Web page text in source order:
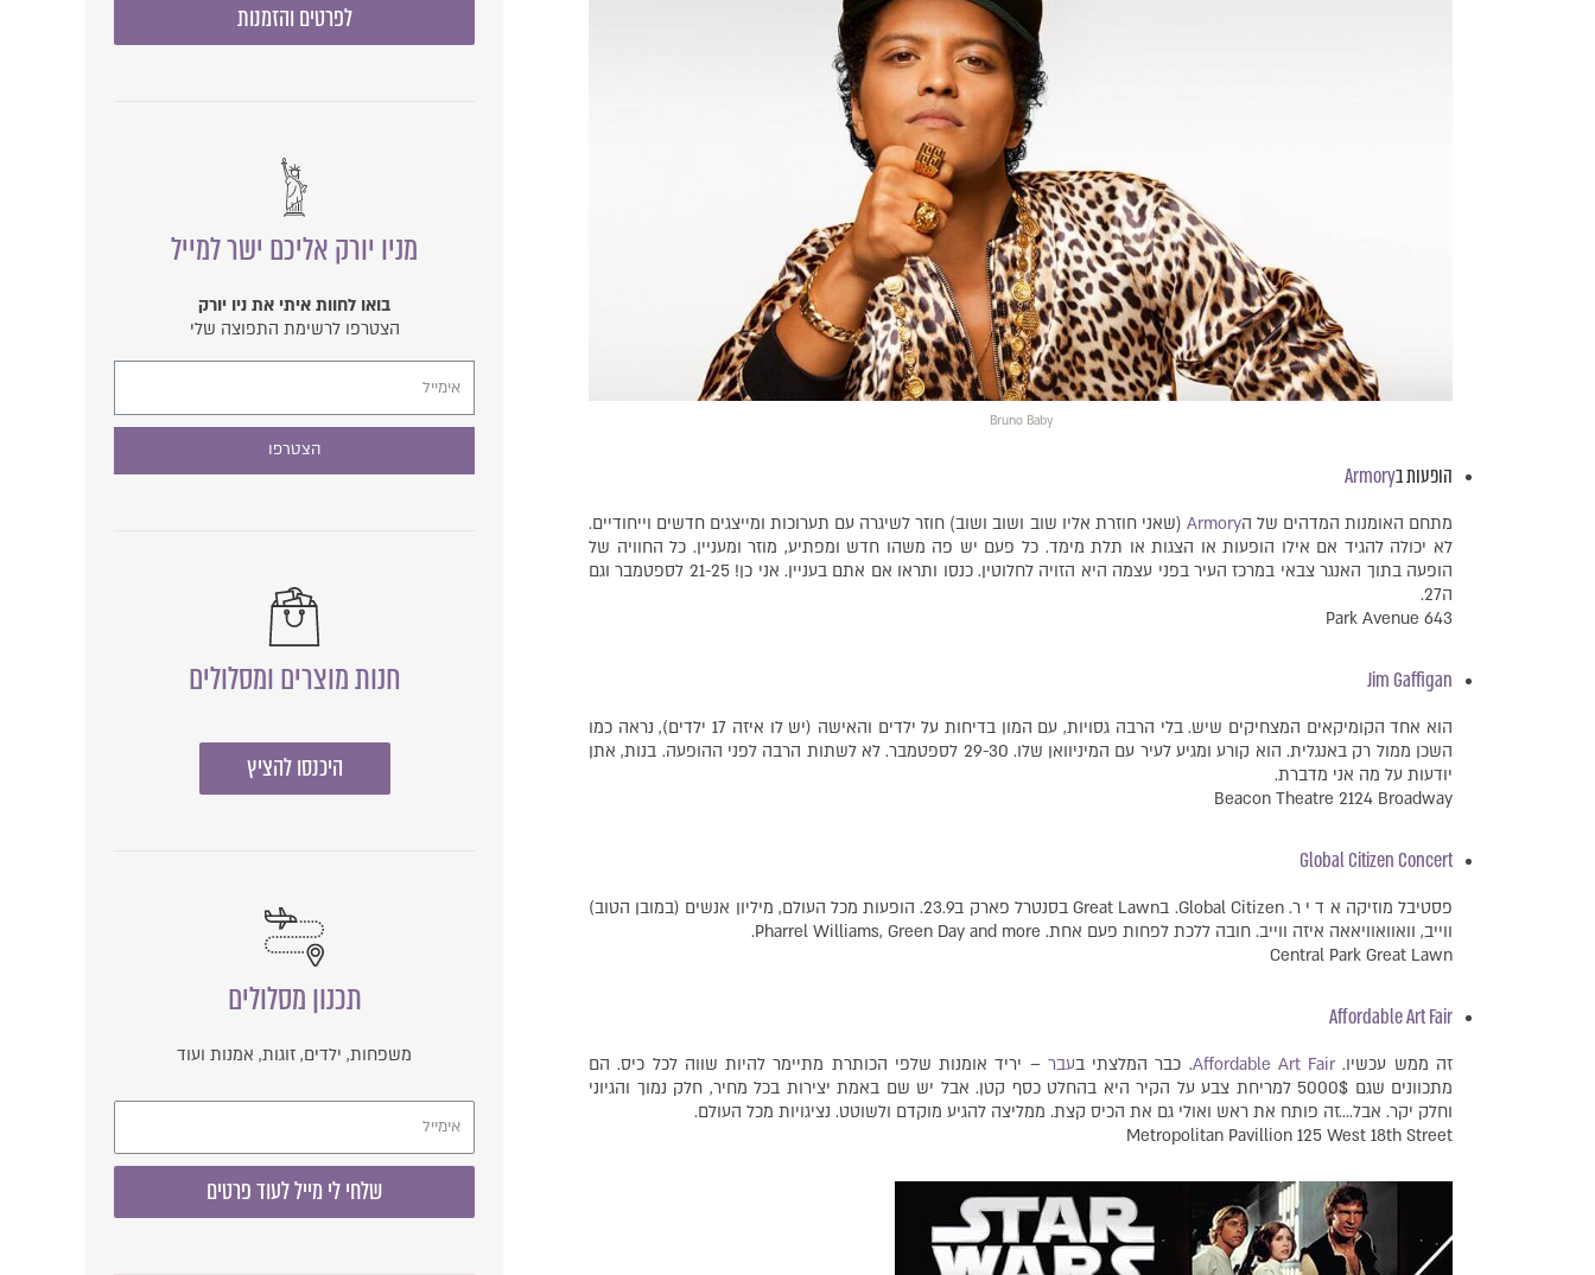
Bruno Baby
הופעות בArmory
מתחם האומנות המדהים של הArmory (שאני חוזרת אליו שוב ושוב ושוב) חוזר לשיגרה עם תערוכות ומייצגים חדשים וייחודיים.
לא יכולה להגיד אם אילו הופעות או הצגות או תלת מימד. כל פעם יש פה משהו חדש ומפתיע, מוזר ומעניין. כל החוויה של
הופעה בתוך האנגר צבאי במרכז העיר בפני עצמה היא הזויה לחלוטין. כנסו ותראו אם אתם בעניין. אני כן! 21-25 לספטמבר וגם
ה27.
643 Park Avenue
Jim Gaffigan
הוא אחד הקומיקאים המצחיקים שיש. בלי הרבה גסויות, עם המון בדיחות על ילדים והאישה (יש לו איזה 17 ילדים), נראה כמו
השכן ממול רק באנגלית. הוא קורע ומגיע לעיר עם המיניוואן שלו. 29-30 לספטמבר. לא לשתות הרבה לפני ההופעה. בנות, אתן
יודעות על מה אני מדברת.
Beacon Theatre 2124 Broadway
Global Citizen Concert
פסטיבל מוזיקה א ד י ר. Global Citizen. בGreat Lawn בסנטרל פארק ב23.9. הופעות מכל העולם, מיליון אנשים (במובן הטוב)
ווייב, וואוואוויאאה איזה ווייב. חובה ללכת לפחות פעם אחת. Pharrel Williams, Green Day and more.
Central Park Great Lawn
Affordable Art Fair
זה ממש עכשיו.Affordable Art Fair. כבר המלצתי בעבר – יריד אומנות שלפי הכותרת מתיימר להיות שווה לכל כיס. הם
מתכוונים שגם 5000$ למריחת צבע על הקיר היא בהחלט כסף קטן. אבל יש שם באמת יצירות בכל מחיר, חלק נמוך והגיוני
וחלק יקר. אבל….זה פותח את ראש ואולי גם את הכיס קצת. ממליצה להגיע מוקדם ולשוטט. נציגויות מכל העולם.
Metropolitan Pavillion 125 West 18th Street
לפרטים והזמנות
מניו יורק אליכם ישר למייל
בואו לחוות איתי את ניו יורק
הצטרפו לרשימת התפוצה שלי
הצטרפו
חנות מוצרים ומסלולים
היכנסו להציץ
תכנון מסלולים
משפחות, ילדים, זוגות, אמנות ועוד
שלחי לי מייל לעוד פרטים